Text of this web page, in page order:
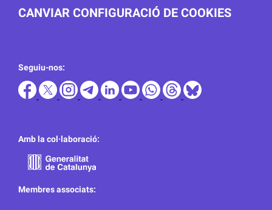
CANVIAR CONFIGURACIÓ DE COOKIES
Seguiu-nos:
Amb la col·laboració:
Membres associats: